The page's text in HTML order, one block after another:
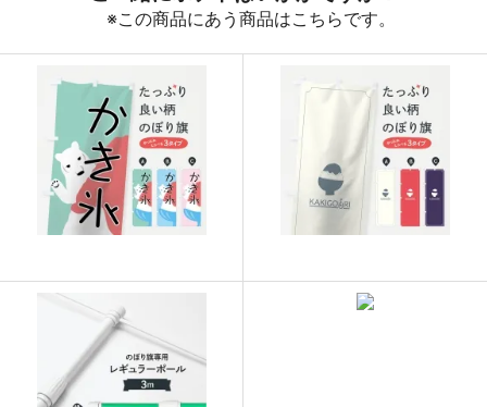
887 33706
40 883 35320
41 880 36080
42 878 36876
43 876 37668
39330
873
47